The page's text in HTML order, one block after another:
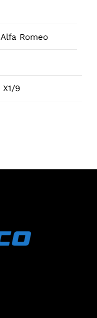
Romeo
9